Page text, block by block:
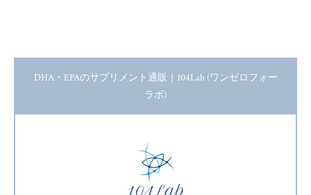
DHA・EPAのサプリメント通販｜104Lab (ワンゼロフォー
ラボ)